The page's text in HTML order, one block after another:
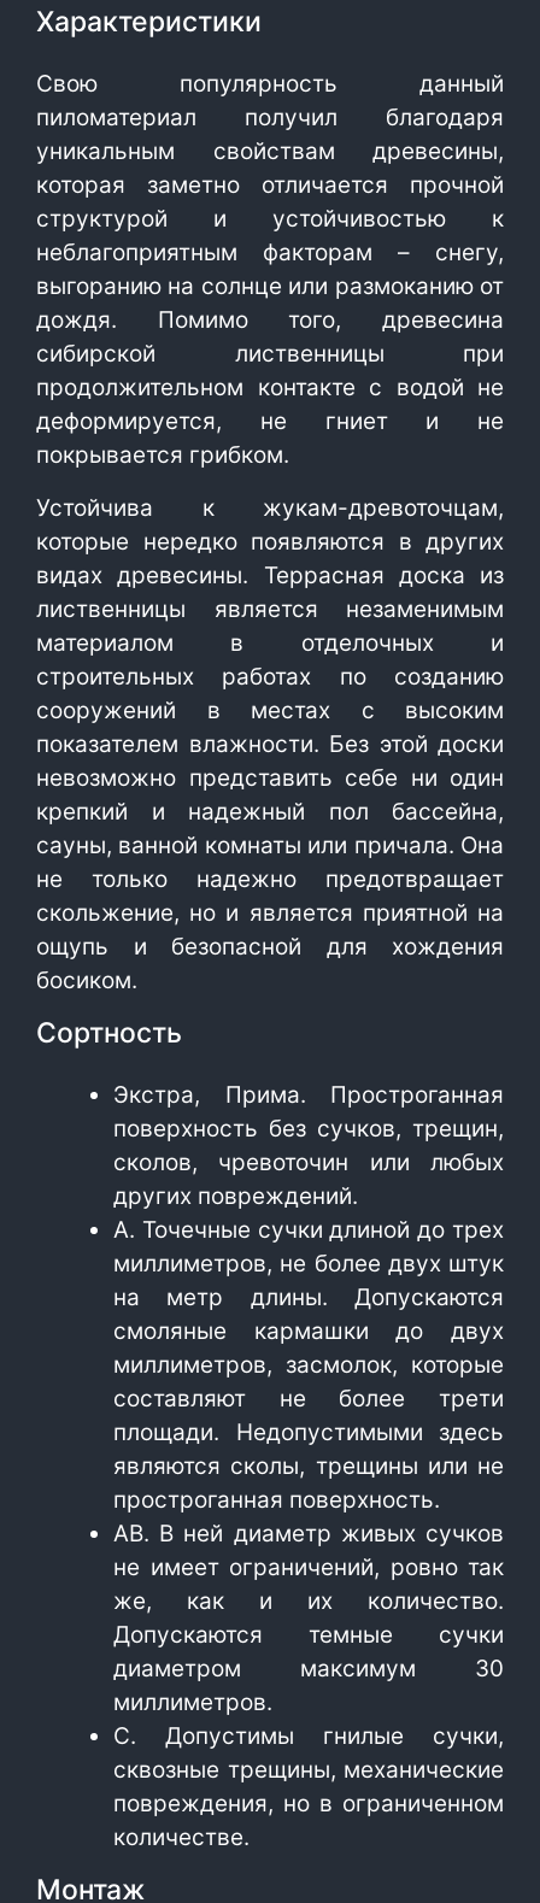
Характеристики
Свою популярность данный
пиломатериал получил благодаря
уникальным свойствам древесины,
которая заметно отличается прочной
структурой и устойчивостью к
неблагоприятным факторам – снегу,
выгоранию на солнце или размоканию от
дождя. Помимо того, древесина
сибирской лиственницы при
продолжительном контакте с водой не
деформируется, не гниет и не
покрывается грибком.
Устойчива к жукам-древоточцам,
которые нередко появляются в других
видах древесины. Террасная доска из
лиственницы является незаменимым
материалом в отделочных и
строительных работах по созданию
сооружений в местах с высоким
показателем влажности. Без этой доски
невозможно представить себе ни один
крепкий и надежный пол бассейна,
сауны, ванной комнаты или причала. Она
не только надежно предотвращает
скольжение, но и является приятной на
ощупь и безопасной для хождения
босиком.
Сортность
Экстра, Прима. Простроганная
поверхность без сучков, трещин,
сколов, чревоточин или любых
других повреждений.
А. Точечные сучки длиной до трех
миллиметров, не более двух штук
на метр длины. Допускаются
смоляные кармашки до двух
миллиметров, засмолок, которые
составляют не более трети
площади. Недопустимыми здесь
являются сколы, трещины или не
простроганная поверхность.
АВ. В ней диаметр живых сучков
не имеет ограничений, ровно так
же, как и их количество.
Допускаются темные сучки
диаметром максимум 30
миллиметров.
С. Допустимы гнилые сучки,
сквозные трещины, механические
повреждения, но в ограниченном
количестве.
Монтаж